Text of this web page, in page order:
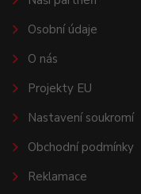
Osobní údaje
O nás
Projekty EU
Nastavení soukromí
Obchodní podmínky
Reklamace